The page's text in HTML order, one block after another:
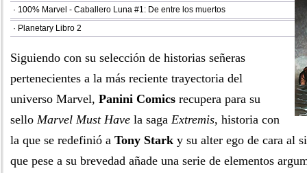
· 100% Marvel - Caballero Luna #1: De entre los muertos
· Planetary Libro 2
Siguiendo con su selección de historias señeras
pertenecientes a la más reciente trayectoria del
universo Marvel, Panini Comics recupera para su
sello Marvel Must Have la saga Extremis, historia con
la que se redefinió a Tony Stark y su alter ego de cara al
que pese a su brevedad añade una serie de elementos